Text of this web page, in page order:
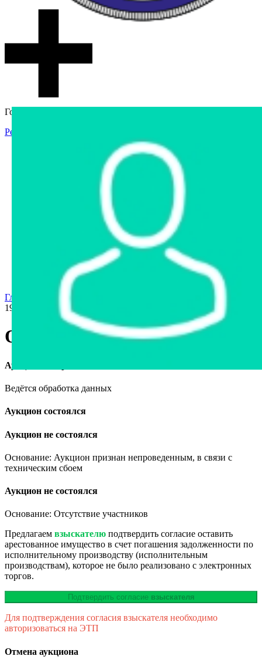
Гостевой доступ
Регистрация
Интернет-магазин
Интернет-витрина
Арестованное имущество
Реестр несостоявшихся торгов
Реестр переоценок
Государственное имущество
Главная страница
1998
Opel Corsa, 1998
Аукцион завершён
Ведётся обработка данных
Аукцион состоялся
Аукцион не состоялся
Основание: Аукцион признан непроведенным, в связи с
техническим сбоем
Аукцион не состоялся
Основание: Отсутствие участников
Предлагаем взыскателю подтвердить согласие оставить
арестованное имущество в счет погашения задолженности по
исполнительному производству (исполнительным
производствам), которое не было реализовано с электронных
торгов.
Подтвердить согласие взыскателя
Для подтверждения согласия взыскателя необходимо
авторизоваться на ЭТП
Отмена аукциона